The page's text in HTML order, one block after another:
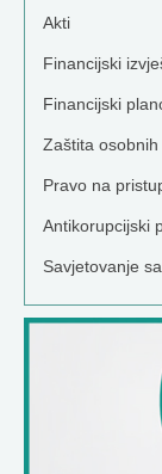
Akti
Financijski
Financijski
Zaštita
Pravo na
Antikorupcijski
Savjetovanje